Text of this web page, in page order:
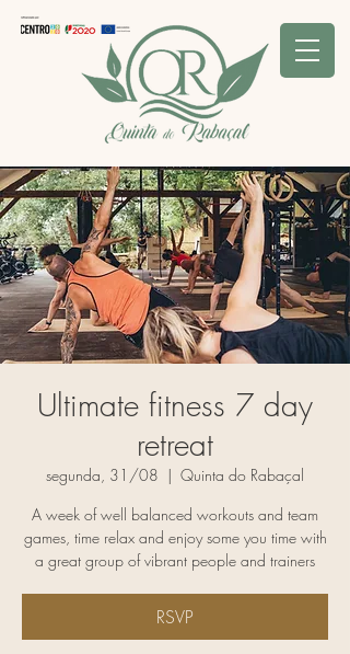
Ultimate fitness 7 day
retreat
segunda, 31/08
  |
Quinta do Rabaçal
A week of well balanced workouts and team
games, time relax and enjoy some you time with
a great group of vibrant people and trainers
RSVP